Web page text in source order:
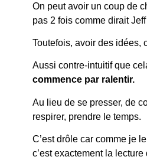
On peut avoir un coup de
pas 2 fois comme dirait
Toutefois, avoir des idées,
Aussi contre-intuitif que
commence par ralentir.
Au lieu de se presser, de
respirer, prendre le temps.
C’est drôle car comme je
c’est exactement la